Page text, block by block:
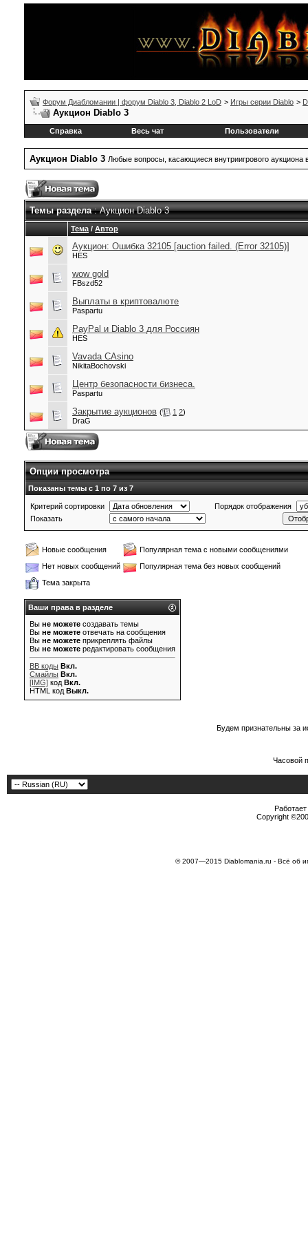
Форум Диабломании | форум Diablo 3, Diablo 2 LoD > Игры серии Diablo >
Аукцион Diablo 3
Справка Весь чат Пользователи
Аукцион Diablo 3 Любые вопросы, касающиеся внутриигрового
Темы раздела: Аукцион Diablo 3
Тема / Автор
Аукцион: Ошибка 32105 [auction failed. (Error 32105)]
HES
wow gold
FBszd52
Выплаты в криптовалюте
Paspartu
PayPal и Diablo 3 для Россиян
HES
Vavada CAsino
NikitaBochovski
Центр безопасности бизнеса.
Paspartu
Закрытие аукционов ( 1 2)
DraG
Опции просмотра
Показаны темы с 1 по 7 из 7
Критерий сортировки
Порядок отображения
Показать
Новые сообщения
Популярная тема с новыми сообщениями
Нет новых сообщений
Популярная тема без новых сообщений
Тема закрыта
Ваши права в разделе
Вы не можете создавать темы
Вы не можете отвечать на сообщения
Вы не можете прикреплять файлы
Вы не можете редактировать сообщения
BB коды Вкл.
Смайлы Вкл.
[IMG] код Вкл.
HTML код Выкл.
Будем признательны за
Часовой
Copyright
© 2007—2015 Diablomania.ru - Всё об